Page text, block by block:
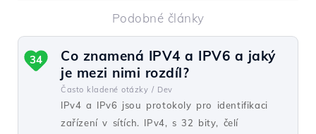
Podobné články
Co znamená IPV4 a IPV6 a jaký
je mezi nimi rozdíl?
Často kladené otázky / Dev
IPv4 a IPv6 jsou protokoly pro identifikaci
zařízení v sítích. IPv4, s 32 bity, čelí
34